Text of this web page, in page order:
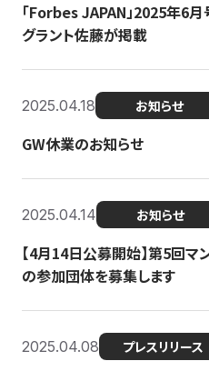
「Forbes JAPAN」2025年6月
グラント佐藤が掲載
2025.04.18 お知らせ
GW休業のお知らせ
2025.04.14 お知らせ
【4月14日公募開始】第5回
の参加団体を募集します
2025.04.08 プレスリリース